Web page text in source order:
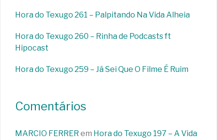
Hora do Texugo 261 – Palpitando Na Vida Alheia
Hora do Texugo 260 – Rinha de Podcasts ft
Hipocast
Hora do Texugo 259 – Já Sei Que O Filme É Ruim
Comentários
MARCIO FERRER em Hora do Texugo 197 – A Vida